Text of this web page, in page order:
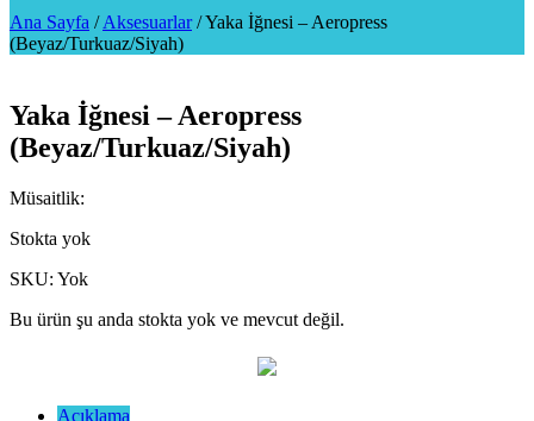
Ana Sayfa /Aksesuarlar/Yaka İğnesi – Aeropress
(Beyaz/Turkuaz/Siyah)
Yaka İğnesi – Aeropress
(Beyaz/Turkuaz/Siyah)
Müsaitlik:
Stokta yok
SKU: Yok
Bu ürün şu anda stokta yok ve mevcut değil.
Açıklama